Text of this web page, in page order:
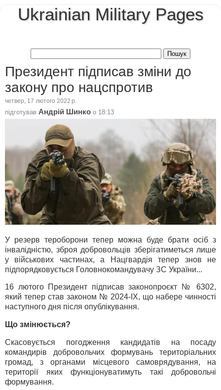
Ukrainian Military Pages
Президент підписав зміни до
закону про нацспротив
четвер, 17 лютого 2022 р.
підготував Андрій Шинко о 18:13
У резерв тероборони тепер можна буде брати осіб з
інвалідністю, зброя добровольців зберігатиметься лише
у військових частинах, а Нацгвардія тепер знов не
підпорядковується Головнокомандувачу ЗС України...
16 лютого Президент підписав законопроєкт № 6302,
який тепер став законом № 2024-IX, що набере чинності
наступного дня після опублікування.
Що змінюється?
Скасовується погодження кандидатів на посаду
командирів добровольчих формувань територіальних
громад, з органами місцевого самоврядування, на
території яких функціонуватимуть такі добровольчі
формування.